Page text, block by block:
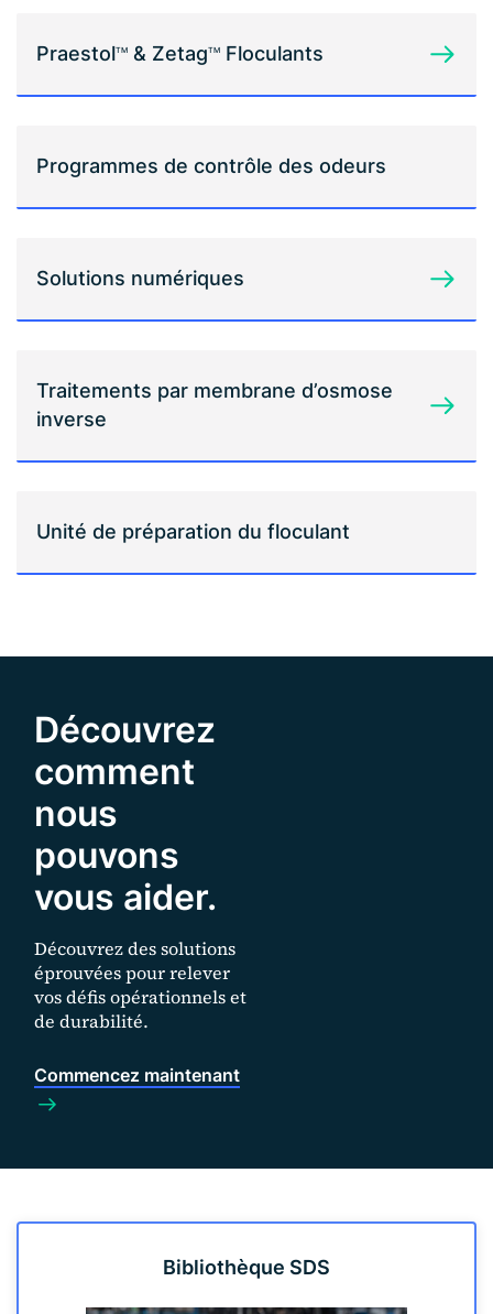
PraestolTM & ZetagTM Floculants
Programmes de contrôle des odeurs
Solutions numériques
Traitements par membrane d’osmose
inverse
Unité de préparation du floculant
Découvrez
comment
nous
pouvons
vous aider.
Découvrez des solutions
éprouvées pour relever
vos défis opérationnels et
de durabilité.
Commencez maintenant
Bibliothèque SDS